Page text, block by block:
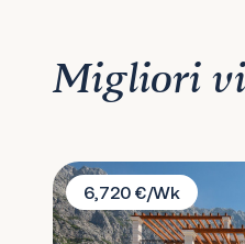
Migliori
Villa Salvina
6,720 €/Wk